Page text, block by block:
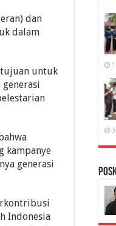
dan
dalam
untuk
generasi
kampanye
generasi
Indonesia